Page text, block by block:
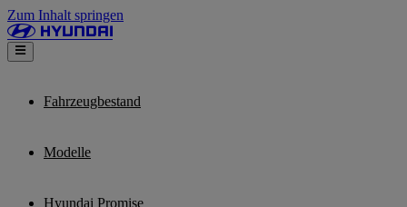
Zum Inhalt springen
Fahrzeugbestand
Modelle
Hyundai Promise